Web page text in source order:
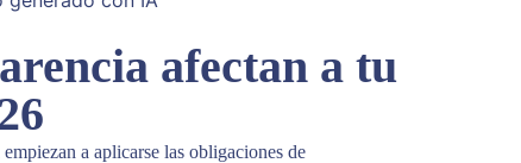
afectan a tu
empiezan a aplicarse las obligaciones de